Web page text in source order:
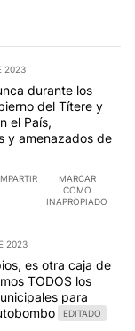
2023
durante los
del Títere y
el País,
y amenazados de
MARCAR
COMO
INAPROPIADO
2023
es otra caja de
TODOS los
para
EDITADO